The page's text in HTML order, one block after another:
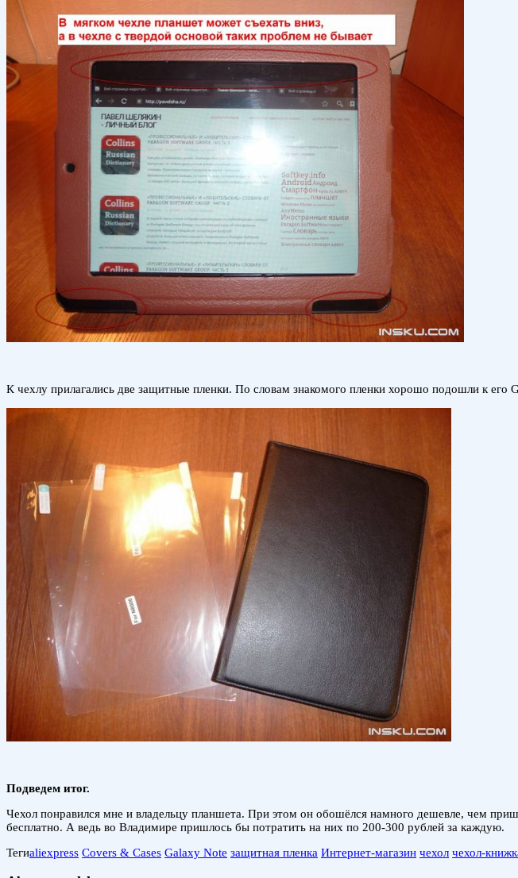
К чехлу прилагались две защитные пленки. По словам знакомого пленки хорошо подошли к его
Подведем итог.
Чехол понравился мне и владельцу планшета. При этом он обошёлся намного дешевле, чем
бесплатно. А ведь во Владимире пришлось бы потратить на них по 200-300 рублей за каждую.
Тегиaliexpress Covers & Cases Galaxy Note защитная пленка Интернет-магазин чехол чехол-